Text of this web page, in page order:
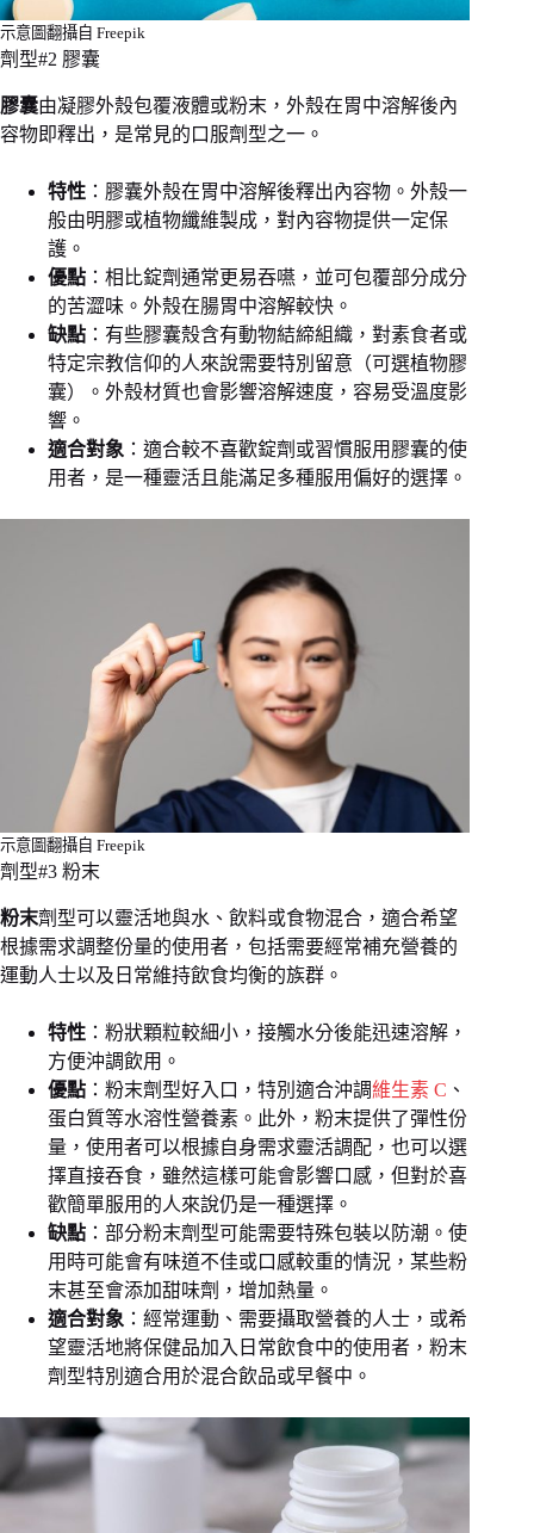
示意圖翻攝自 Freepik
劑型#2 膠囊
膠囊由凝膠外殼包覆液體或粉末，外殼在胃中溶解後內
容物即釋出，是常見的口服劑型之一。
特性 ：膠囊外殼在胃中溶解後釋出內容物。外殼一
般由明膠或植物纖維製成，對內容物提供一定保
護。
優點 ：相比錠劑通常更易吞嚥，並可包覆部分成分
的苦澀味。外殼在腸胃中溶解較快。
缺點 ：有些膠囊殼含有動物結締組織，對素食者或
特定宗教信仰的人來說需要特別留意（可選植物膠
囊）。外殼材質也會影響溶解速度，容易受溫度影
響。
適合對象 ：適合較不喜歡錠劑或習慣服用膠囊的使
用者，是一種靈活且能滿足多種服用偏好的選擇。
示意圖翻攝自 Freepik
劑型#3 粉末
粉末劑型可以靈活地與水、飲料或食物混合，適合希望
根據需求調整份量的使用者，包括需要經常補充營養的
運動人士以及日常維持飲食均衡的族群。
特性 ：粉狀顆粒較細小，接觸水分後能迅速溶解，
方便沖調飲用。
優點 ：粉末劑型好入口，特別適合沖調維生素 C 、
蛋白質等水溶性營養素。此外，粉末提供了彈性份
量，使用者可以根據自身需求靈活調配，也可以選
擇直接吞食，雖然這樣可能會影響口感，但對於喜
歡簡單服用的人來說仍是一種選擇。
缺點 ：部分粉末劑型可能需要特殊包裝以防潮。使
用時可能會有味道不佳或口感較重的情況，某些粉
末甚至會添加甜味劑，增加熱量。
適合對象 ：經常運動、需要攝取營養的人士，或希
望靈活地將保健品加入日常飲食中的使用者，粉末
劑型特別適合用於混合飲品或早餐中。